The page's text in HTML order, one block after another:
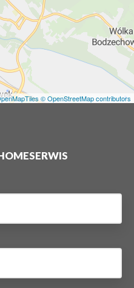
© OpenStreetMap contributors